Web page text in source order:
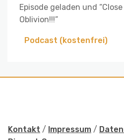
Episode geladen und
Oblivion!!!”
Podcast (kostenfrei)
Kontakt / Impressum /